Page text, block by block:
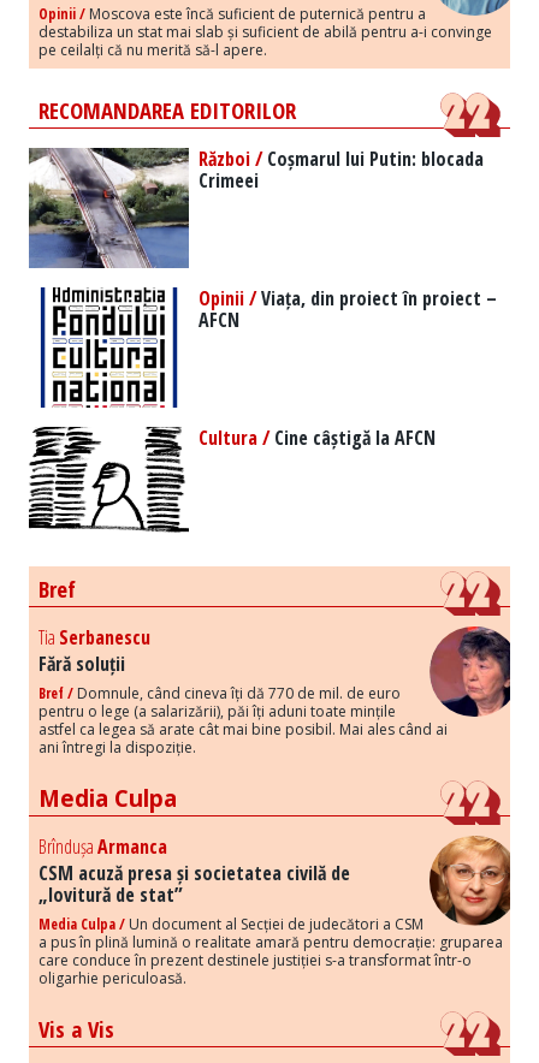
Opinii / Moscova este încă suficient de puternică pentru a
destabiliza un stat mai slab și suficient de abilă pentru a-i convinge
pe ceilalți că nu merită să-l apere.
RECOMANDAREA EDITORILOR
Război /Coșmarul lui Putin: blocada
Crimeei
Opinii /Viața, din proiect în proiect –
AFCN
Cultura /Cine câștigă la AFCN
Bref
Tia Serbanescu
Fără soluții
Bref / Domnule, când cineva îți dă 770 de mil. de euro
pentru o lege (a salarizării), păi îți aduni toate mințile
astfel ca legea să arate cât mai bine posibil. Mai ales când ai
ani întregi la dispoziție.
Media Culpa
BrîndușaArmanca
CSM acuză presa și societatea civilă de
„lovitură de stat”
Media Culpa / Un document al Secției de judecători a CSM
a pus în plină lumină o realitate amară pentru democrație: gruparea
care conduce în prezent destinele justiției s-a transformat într-o
oligarhie periculoasă.
Vis a Vis